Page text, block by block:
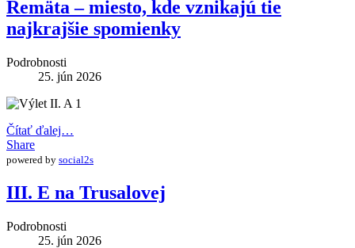
Remäta – miesto, kde vznikajú tie
najkrajšie spomienky
Podrobnosti
25. jún 2026
Čítať ďalej…
Share
powered by social2s
III. E na Trusalovej
Podrobnosti
25. jún 2026